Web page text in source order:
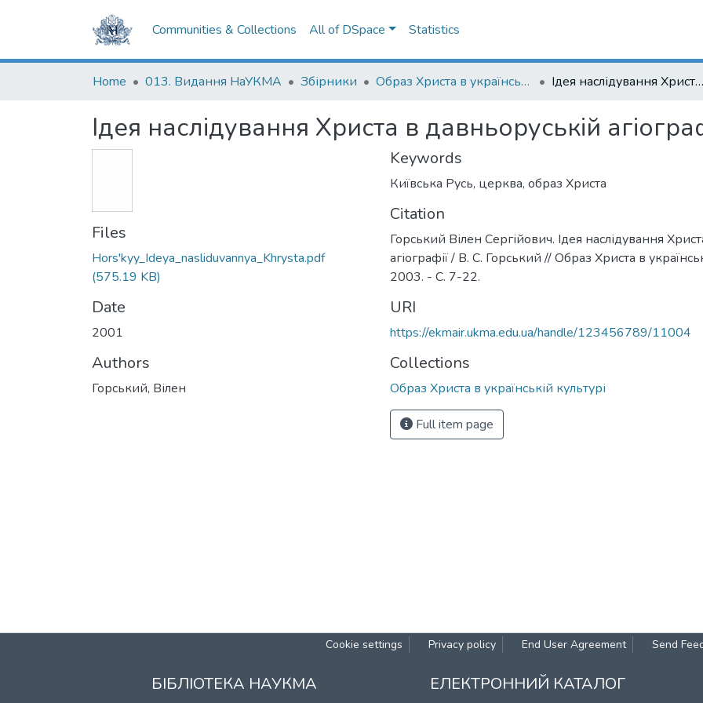
Communities & Collections All of DSpace Statistics
Home 013. Видання НаУКМА Збірники Образ Христа в українській культурі Ідея наслідування Христа в давньоруській агіографії
Ідея наслідування Христа в давньоруській
Files
Hors'kyy_Ideya_nasliduvannya_Khrysta.pdf
(575.19 KB)
Date
2001
Authors
Горський, Вілен
Keywords
Київська Русь, церква, образ Христа
Citation
Горський Вілен Сергійович. Ідея наслідування
агіографії / В. С. Горський // Образ Христа в
2003. - С. 7-22.
URI
https://ekmair.ukma.edu.ua/handle/123456789/11004
Collections
Образ Христа в українській культурі
Full item page
Cookie settings Privacy policy End User Agreement Send
БІБЛІОТЕКА НАУКМА ЕЛЕКТРОННИЙ КАТАЛОГ